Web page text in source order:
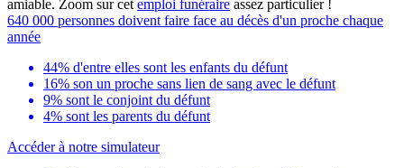
amiable. Zoom sur cet emploi funéraire assez particulier !
640 000 personnes doivent faire face au décès d'un proche chaque
année
44% d'entre elles sont les enfants du défunt
16% son un proche sans lien de sang avec le défunt
9% sont le conjoint du défunt
4% sont les parents du défunt
Accéder à notre simulateur